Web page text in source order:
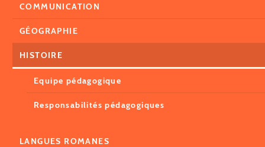
COMMUNICATION
GÉOGRAPHIE
HISTOIRE
Equipe pédagogique
Responsabilités pédagogiques
LANGUES ROMANES